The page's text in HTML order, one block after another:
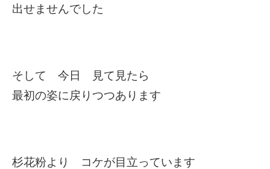
出せませんでした
そして 今日 見て見たら
最初の姿に戻りつつあります
杉花粉より コケが目立っています